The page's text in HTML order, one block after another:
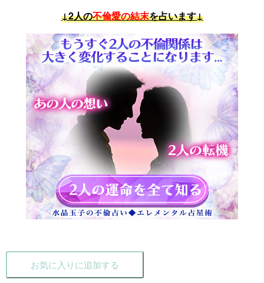
↓2人の不倫愛の結末を占います↓
お気に入りに追加する